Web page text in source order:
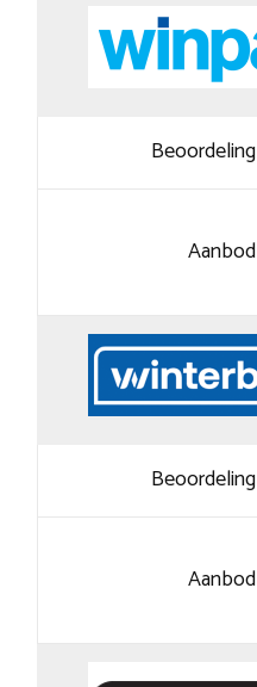
Beoordeling
Aanbod
Beoordeling
Aanbod